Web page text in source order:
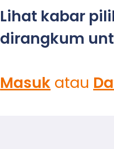
Lihat kabar
dirangkum
Masuk atau